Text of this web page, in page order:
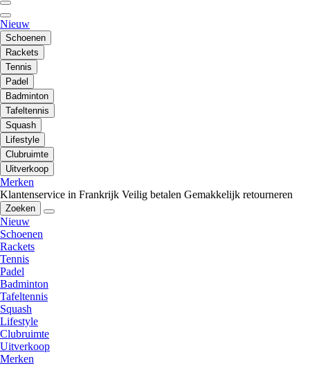
Nieuw
Schoenen
Rackets
Tennis
Padel
Badminton
Tafeltennis
Squash
Lifestyle
Clubruimte
Uitverkoop
Merken
Klantenservice in Frankrijk Veilig betalen Gemakkelijk retourneren
Zoeken
Nieuw
Schoenen
Rackets
Tennis
Padel
Badminton
Tafeltennis
Squash
Lifestyle
Clubruimte
Uitverkoop
Merken